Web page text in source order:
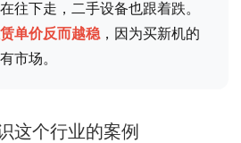
往下走，二手设备也跟着跌。
单价反而越稳 ，因为买新机的
市场。
这个行业的案例